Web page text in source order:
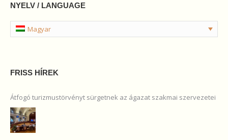
NYELV / LANGUAGE
Magyar
FRISS HÍREK
Átfogó turizmustörvényt sürgetnek az ágazat szakmai szervezetei